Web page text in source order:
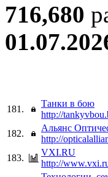
716,680
181.
Танки в бою
http://
182.
Альянс
http://
183.
VXI.RU
http://